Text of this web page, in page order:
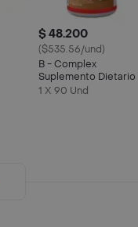
$ 48.200
($535.56/und)
B - Complex
Suplemento Dietario
1 X 90 Und